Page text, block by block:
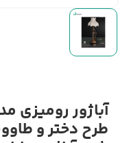
طرح دختر و